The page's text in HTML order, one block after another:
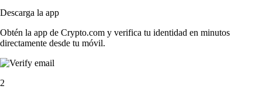
Descarga la app
Obtén la app de Crypto.com y verifica tu identidad en minutos
directamente desde tu móvil.
2